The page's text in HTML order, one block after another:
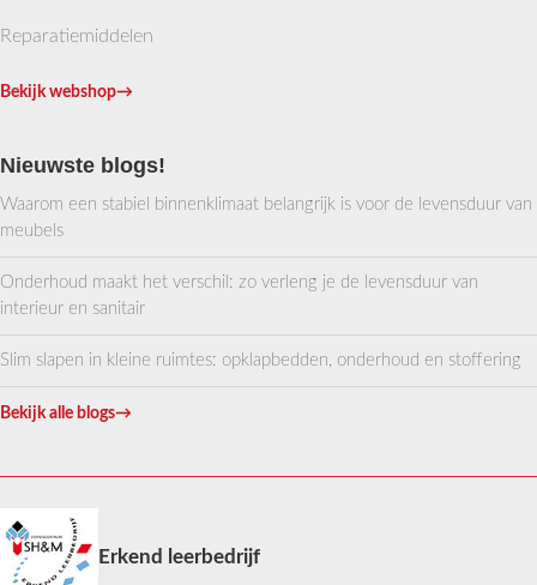
Reparatiemiddelen
Bekijk webshop→
Nieuwste blogs!
Waarom een stabiel binnenklimaat belangrijk is voor de levensduur van
meubels
Onderhoud maakt het verschil: zo verleng je de levensduur van
interieur en sanitair
Slim slapen in kleine ruimtes: opklapbedden, onderhoud en stoffering
Bekijk alle blogs→
Erkend leerbedrijf